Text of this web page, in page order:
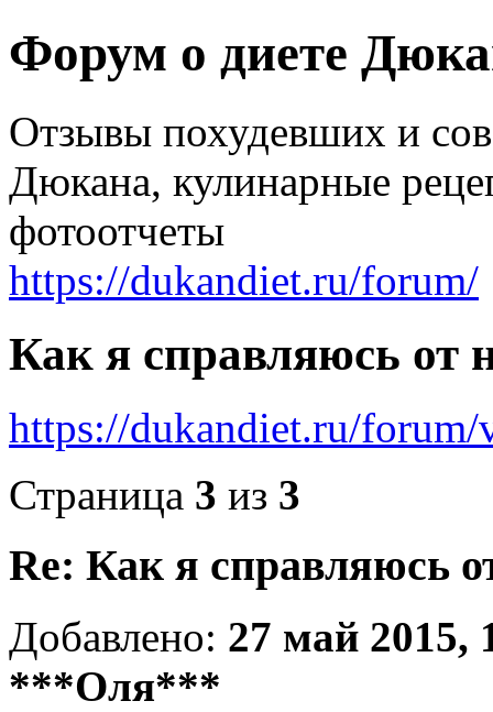
Форум о диете
Отзывы похудевших и
Дюкана, кулинарные
фотоотчеты
https://dukandiet.ru/forum/
Как я справляюсь от
https://dukandiet.ru/
Страница 3 из 3
Re: Как я справляюсь
Добавлено: 27 май 2015,
***Оля***